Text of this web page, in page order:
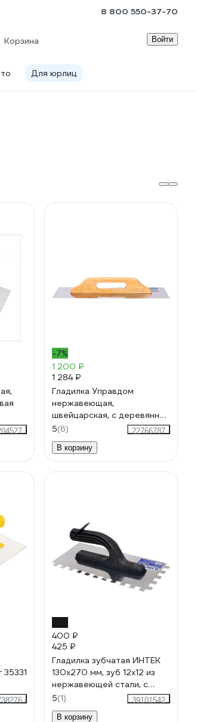
8 800 550-37-70
Корзина Войти
Для юрлиц
-7%
1 200 ₽
1 284 ₽
Гладилка Управдом
нержавеющая,
швейцарская, с деревянной
ручкой, размер 480х130 мм
4100003309
5(6)
22766787
В корзину
35331
400 ₽
425 ₽
Гладилка зубчатая ИНТЕК
130х270 мм, зуб 12x12 из
нержавеющей стали, с
пластиковой ручкой 10105-
270-012
5(1)
39101542
В корзину